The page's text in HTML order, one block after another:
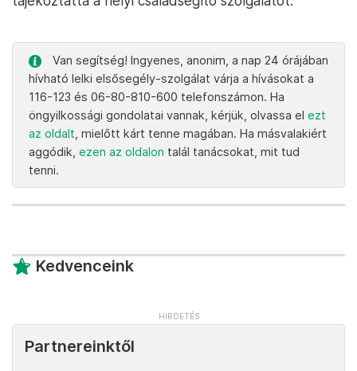
Van segítség! Ingyenes, anonim, a nap 24 órájában
hívható lelki elsősegély-szolgálat várja a hívásokat a
116-123 és 06-80-810-600 telefonszámon. Ha
öngyilkossági gondolatai vannak, kérjük, olvassa el ezt
az oldalt , mielőtt kárt tenne magában. Ha másvalakiért
aggódik, ezen az oldalon talál tanácsokat, mit tud
tenni.
Kedvenceink
Partnereinktől